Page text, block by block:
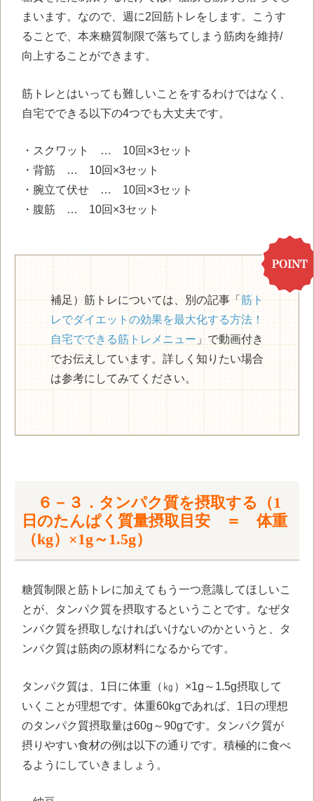
まいます。なので、週に2回筋トレをします。こうす
ることで、本来糖質制限で落ちてしまう筋肉を維持/
向上することができます。
筋トレとはいっても難しいことをするわけではなく、
自宅でできる以下の4つでも大丈夫です。
・スクワット … 10回×3セット
・背筋 … 10回×3セット
・腕立て伏せ … 10回×3セット
・腹筋 … 10回×3セット
補足）筋トレについては、別の記事「筋ト
レでダイエットの効果を最大化する方法！
自宅でできる筋トレメニュー 」で動画付き
でお伝えしています。詳しく知りたい場合
は参考にしてみてください。
６－３．タンパク質を摂取する（1
日のたんぱく質量摂取目安 ＝ 体重
（kg）×1g～1.5g）
糖質制限と筋トレに加えてもう一つ意識してほしいこ
とが、タンパク質を摂取するということです。なぜタ
ンパク質を摂取しなければいけないのかというと、タ
ンパク質は筋肉の原材料になるからです。
タンパク質は、1日に体重（㎏）×1g～1.5g摂取して
いくことが理想です。体重60kgであれば、1日の理想
のタンパク質摂取量は60g～90gです。タンパク質が
摂りやすい食材の例は以下の通りです。積極的に食べ
るようにしていきましょう。